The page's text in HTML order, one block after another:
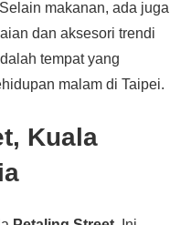
makanan, ada juga
dan aksesori trendi
tempat yang
malam di Taipei.
Kuala